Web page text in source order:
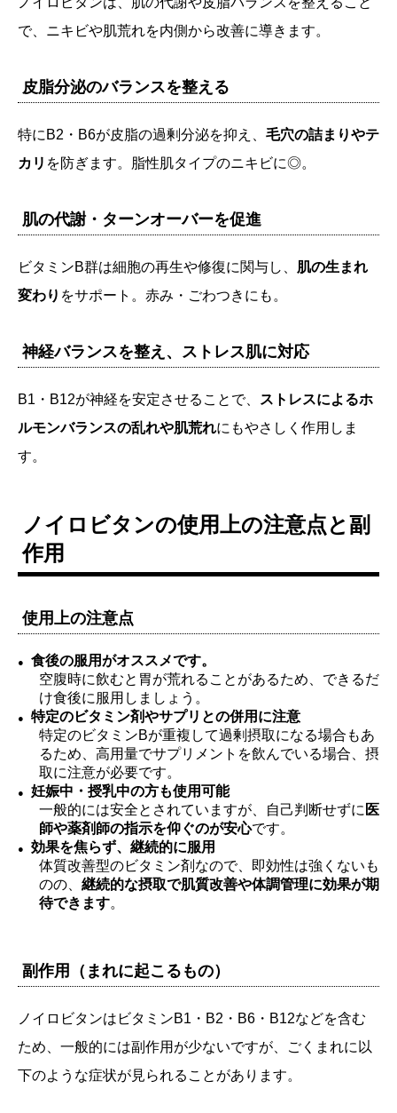
で、ニキビや肌荒れを内側から改善に導きます。
皮脂分泌のバランスを整える
特にB2・B6が皮脂の過剰分泌を抑え、 毛穴の詰まりやテ
カリ を防ぎます。脂性肌タイプのニキビに◎。
肌の代謝・ターンオーバーを促進
ビタミンB群は細胞の再生や修復に関与し、 肌の生まれ
変わり をサポート。赤み・ごわつきにも。
神経バランスを整え、ストレス肌に対応
B1・B12が神経を安定させることで、
ストレスによるホ
ルモンバランスの乱れや肌荒れにもやさしく作用しま
す。
ノイロビタンの使用上の注意点と副
作用
使用上の注意点
食後の服用がオススメです。
空腹時に飲むと胃が荒れることがあるため、できるだ
け食後に服用しましょう。
特定のビタミン剤やサプリとの併用に注意
特定のビタミンBが重複して過剰摂取になる場合もあ
るため、高用量でサプリメントを飲んでいる場合、摂
取に注意が必要です。
妊娠中・授乳中の方も使用可能
一般的には安全とされていますが、自己判断せずに 医
師や薬剤師の指示を仰ぐのが安心です。
効果を焦らず、継続的に服用
体質改善型のビタミン剤なので、即効性は強くないも
のの、 継続的な摂取で肌質改善や体調管理に効果が期
待できます。
副作用（まれに起こるもの）
ノイロビタンはビタミンB1・B2・B6・B12などを含む
ため、一般的には副作用が少ないですが、ごくまれに以
下のような症状が見られることがあります。